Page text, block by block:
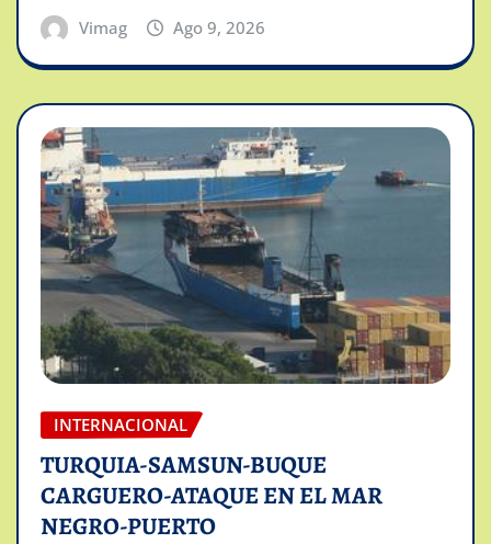
Vimag Ago 9, 2026
INTERNACIONAL
TURQUIA-SAMSUN-BUQUE
CARGUERO-ATAQUE EN EL MAR
NEGRO-PUERTO